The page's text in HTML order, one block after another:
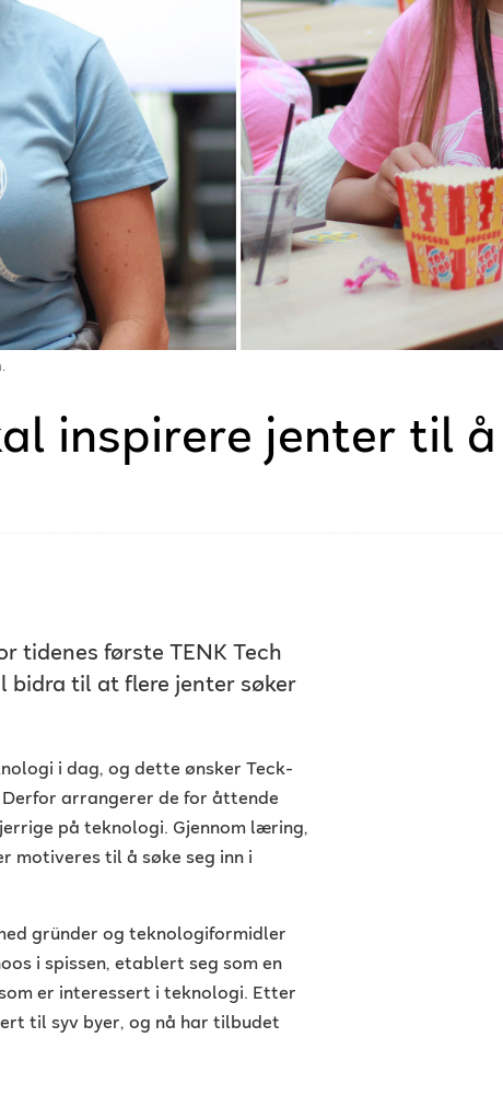
inspirere jenter til
tidenes første TENK Tech
bidra til at flere jenter søker
i dag, og dette ønsker Teck-
arrangerer de for åttende
på teknologi. Gjennom læring,
motiveres til å søke seg inn i
gründer og teknologiformidler
i spissen, etablert seg som en
er interessert i teknologi. Etter
til syv byer, og nå har tilbudet